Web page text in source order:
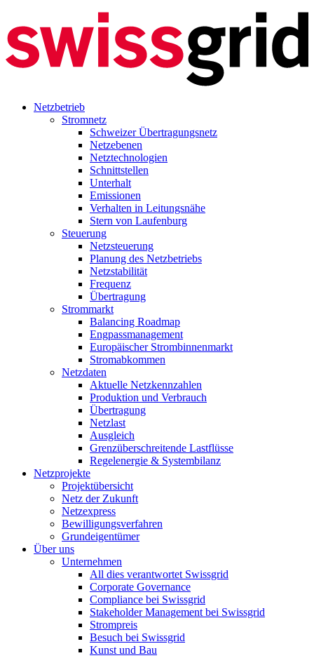
Netzbetrieb
Stromnetz
Schweizer Übertragungsnetz
Netzebenen
Netztechnologien
Schnittstellen
Unterhalt
Emissionen
Verhalten in Leitungsnähe
Stern von Laufenburg
Steuerung
Netzsteuerung
Planung des Netzbetriebs
Netzstabilität
Frequenz
Übertragung
Strommarkt
Balancing Roadmap
Engpassmanagement
Europäischer Strombinnenmarkt
Stromabkommen
Netzdaten
Aktuelle Netzkennzahlen
Produktion und Verbrauch
Übertragung
Netzlast
Ausgleich
Grenzüberschreitende Lastflüsse
Regelenergie & Systembilanz
Netzprojekte
Projektübersicht
Netz der Zukunft
Netzexpress
Bewilligungsverfahren
Grundeigentümer
Über uns
Unternehmen
All dies verantwortet Swissgrid
Corporate Governance
Compliance bei Swissgrid
Stakeholder Management bei Swissgrid
Strompreis
Besuch bei Swissgrid
Kunst und Bau